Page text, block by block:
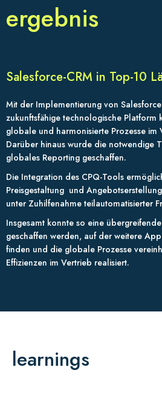
ergebnis
Salesforce-CRM in Top-10
Mit der Implementierung von
zukunftsfähige technologische Platform
globale und harmonisierte Prozesse im
Darüber hinaus wurde die notwendige
globales Reporting geschaffen.
Die Integration des CPQ-Tools
Preisgestaltung und
unter Zuhilfenahme teilautomatisierter
Insgesamt konnte so eine
geschaffen werden, auf der weitere
finden und die globale Prozesse
Effizienzen im Vertrieb realisiert.
learnings